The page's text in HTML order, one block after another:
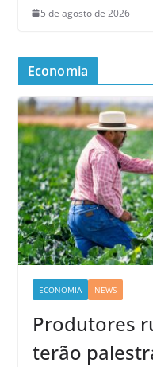
5 de agosto de 2026
Economia
ECONOMIA NEWS
Produtores
terão